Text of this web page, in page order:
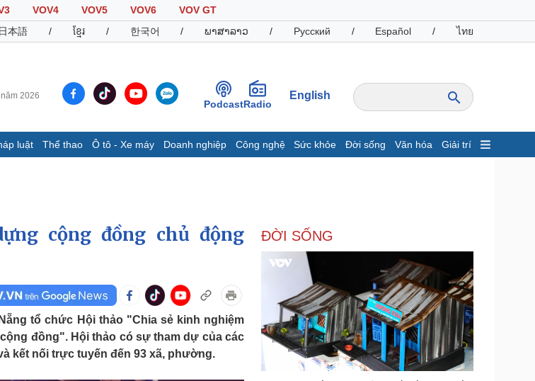
VOV4 VOV5 VOV6
VOV GT
日本語 / ខ្មែរ / 한국어 / ພາສາລາວ / Русский / Español / ไทย
2026
PodcastRadio
English
luật Thể thao Ô tô - Xe máy Doanh nghiệp Công nghệ Sức khỏe Đời sống Văn hóa Giải trí
E-Magazine
Infographic
Giá cà phê
đá
Ô tô - Xe máy
Xe máy
Tư vấn
Doanh nghiệp
Thông tin doanh nghiệp
Doanh nghiệp 24h
Doanh nhân
Vì cộng đồng
Công nghệ
Sành điệu
Tin Công nghệ
Trải nghiệm
Chuyển đổi số
cộng đồng chủ động
tổ chức Hội thảo "Chia sẻ kinh nghiệm
đồng". Hội thảo có sự tham dự của các
kết nối trực tuyến đến 93 xã, phường.
ĐỜI SỐNG